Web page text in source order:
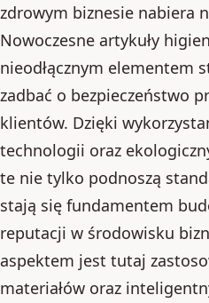
zdrowym biznesie nabiera
Nowoczesne artykuły
nieodłącznym elementem
zadbać o bezpieczeństwo
klientów. Dzięki
technologii oraz
te nie tylko podnoszą
stają się fundamentem
reputacji w środowisku
aspektem jest tutaj
materiałów oraz